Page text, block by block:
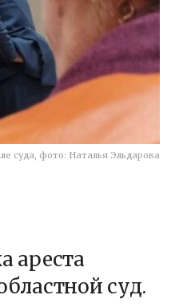
суда, фото: Наталья Эльдарова
ареста
суд.